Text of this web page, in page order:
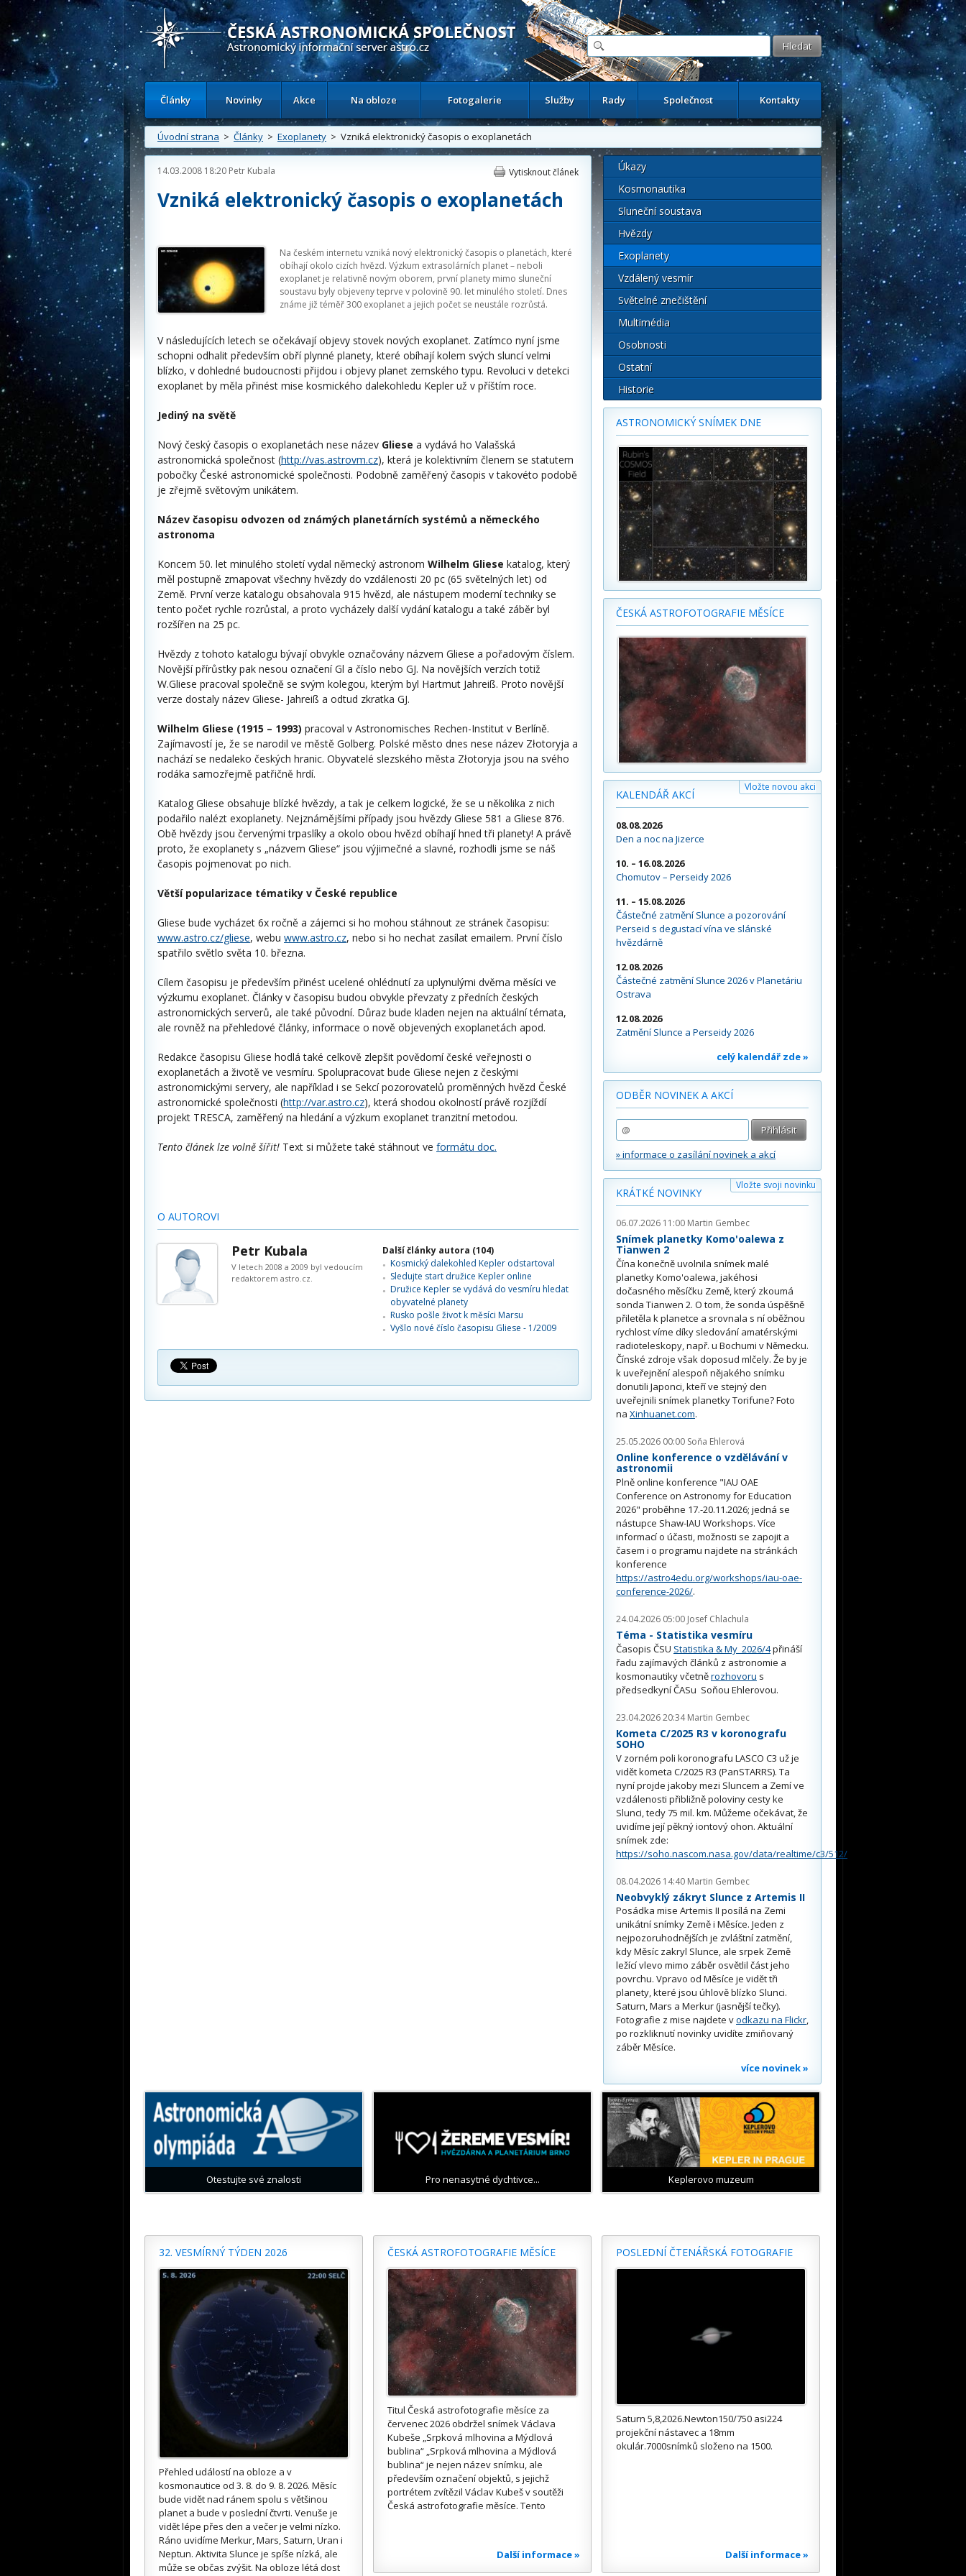
Česká astronomická společnost - Informační astronomický server
Články Novinky Akce Na obloze Fotogalerie Služby Rady Společnost Kontakty
Úvodní strana > Články > Exoplanety > Vzniká elektronický časopis o exoplanetách
14.03.2008 18:20 Petr Kubala Vytisknout článek
Vzniká elektronický časopis o exoplanetách
Na českém internetu vzniká nový elektronický časopis o planetách, které
obíhají okolo cizích hvězd. Výzkum extrasolárních planet – neboli
exoplanet je relativně novým oborem, první planety mimo sluneční
soustavu byly objeveny teprve v polovině 90. let minulého století. Dnes
známe již téměř 300 exoplanet a jejich počet se neustále rozrůstá.
V následujících letech se očekávají objevy stovek nových exoplanet. Zatímco nyní jsme
schopni odhalit především obří plynné planety, které obíhají kolem svých sluncí velmi
blízko, v dohledné budoucnosti přijdou i objevy planet zemského typu. Revoluci v detekci
exoplanet by měla přinést mise kosmického dalekohledu Kepler už v příštím roce.
Jediný na světě
Nový český časopis o exoplanetách nese název Gliese a vydává ho Valašská
astronomická společnost (http://vas.astrovm.cz), která je kolektivním členem se statutem
pobočky České astronomické společnosti. Podobně zaměřený časopis v takovéto podobě
je zřejmě světovým unikátem.
Název časopisu odvozen od známých planetárních systémů a německého
astronoma
Koncem 50. let minulého století vydal německý astronom Wilhelm Gliese katalog, který
měl postupně zmapovat všechny hvězdy do vzdálenosti 20 pc (65 světelných let) od
Země. První verze katalogu obsahovala 915 hvězd, ale nástupem moderní techniky se
tento počet rychle rozrůstal, a proto vycházely další vydání katalogu a také záběr byl
rozšířen na 25 pc.
Hvězdy z tohoto katalogu bývají obvykle označovány názvem Gliese a pořadovým číslem.
Novější přírůstky pak nesou označení Gl a číslo nebo GJ. Na novějších verzích totiž
W.Gliese pracoval společně se svým kolegou, kterým byl Hartmut Jahreiß. Proto novější
verze dostaly název Gliese- Jahreiß a odtud zkratka GJ.
Wilhelm Gliese (1915 – 1993) pracoval v Astronomisches Rechen-Institut v Berlíně.
Zajímavostí je, že se narodil ve městě Golberg. Polské město dnes nese název Złotoryja a
nachází se nedaleko českých hranic. Obyvatelé slezského města Złotoryja jsou na svého
rodáka samozřejmě patřičně hrdí.
Katalog Gliese obsahuje blízké hvězdy, a tak je celkem logické, že se u několika z nich
podařilo nalézt exoplanety. Nejznámějšími případy jsou hvězdy Gliese 581 a Gliese 876.
Obě hvězdy jsou červenými trpaslíky a okolo obou hvězd obíhají hned tři planety! A právě
proto, že exoplanety s „názvem Gliese“ jsou výjimečné a slavné, rozhodli jsme se náš
časopis pojmenovat po nich.
Větší popularizace tématiky v České republice
Gliese bude vycházet 6x ročně a zájemci si ho mohou stáhnout ze stránek časopisu:
www.astro.cz/gliese, webu www.astro.cz, nebo si ho nechat zasílat emailem. První číslo
spatřilo světlo světa 10. března.
Cílem časopisu je především přinést ucelené ohlédnutí za uplynulými dvěma měsíci ve
výzkumu exoplanet. Články v časopisu budou obvykle převzaty z předních českých
astronomických serverů, ale také původní. Důraz bude kladen nejen na aktuální témata,
ale rovněž na přehledové články, informace o nově objevených exoplanetách apod.
Redakce časopisu Gliese hodlá také celkově zlepšit povědomí české veřejnosti o
exoplanetách a životě ve vesmíru. Spolupracovat bude Gliese nejen z českými
astronomickými servery, ale například i se Sekcí pozorovatelů proměnných hvězd České
astronomické společnosti (http://var.astro.cz), která shodou okolností právě rozjíždí
projekt TRESCA, zaměřený na hledání a výzkum exoplanet tranzitní metodou.
Tento článek lze volně šířit! Text si můžete také stáhnout ve formátu doc.
O AUTOROVI
Petr Kubala
V letech 2008 a 2009 byl vedoucím
redaktorem astro.cz.
Další články autora (104)
Kosmický dalekohled Kepler odstartoval
Sledujte start družice Kepler online
Družice Kepler se vydává do vesmíru hledat
obyvatelné planety
Rusko pošle život k měsíci Marsu
Vyšlo nové číslo časopisu Gliese - 1/2009
Úkazy
Kosmonautika
Sluneční soustava
Hvězdy
Exoplanety
Vzdálený vesmír
Světelné znečištění
Multimédia
Osobnosti
Ostatní
Historie
ASTRONOMICKÝ SNÍMEK DNE
ČESKÁ ASTROFOTOGRAFIE MĚSÍCE
KALENDÁŘ AKCÍ
Vložte novou akci
08.08.2026
Den a noc na Jizerce
10. – 16.08.2026
Chomutov – Perseidy 2026
11. – 15.08.2026
Částečné zatmění Slunce a pozorování
Perseid s degustací vína ve slánské
hvězdárně
12.08.2026
Částečné zatmění Slunce 2026 v Planetáriu
Ostrava
12.08.2026
Zatmění Slunce a Perseidy 2026
celý kalendář zde »
ODBĚR NOVINEK A AKCÍ
» informace o zasílání novinek a akcí
Vložte svoji novinku
KRÁTKÉ NOVINKY
06.07.2026 11:00 Martin Gembec
Snímek planetky Komo'oalewa z
Tianwen 2
Čína konečně uvolnila snímek malé
planetky Komo'oalewa, jakéhosi
dočasného měsíčku Země, který zkoumá
sonda Tianwen 2. O tom, že sonda úspěšně
přiletěla k planetce a srovnala s ní oběžnou
rychlost víme díky sledování amatérskými
radioteleskopy, např. u Bochumi v Německu.
Čínské zdroje však doposud mlčely. Že by je
k uveřejnění alespoň nějakého snímku
donutili Japonci, kteří ve stejný den
uveřejnili snímek planetky Torifune? Foto
na Xinhuanet.com.
25.05.2026 00:00 Soňa Ehlerová
Online konference o vzdělávání v
astronomii
Plně online konference "IAU OAE
Conference on Astronomy for Education
2026" proběhne 17.-20.11.2026; jedná se
nástupce Shaw-IAU Workshops. Více
informací o účasti, možnosti se zapojit a
časem i o programu najdete na stránkách
konference
https://astro4edu.org/workshops/iau-oae-
conference-2026/.
24.04.2026 05:00 Josef Chlachula
Téma - Statistika vesmíru
Časopis ČSU Statistika & My 2026/4přináší
řadu zajímavých článků z astronomie a
kosmonautiky včetněrozhovoru s
předsedkyní ČASu Soňou Ehlerovou.
23.04.2026 20:34 Martin Gembec
Kometa C/2025 R3 v koronografu
SOHO
V zorném poli koronografu LASCO C3 už je
vidět kometa C/2025 R3 (PanSTARRS). Ta
nyní projde jakoby mezi Sluncem a Zemí ve
vzdálenosti přibližně poloviny cesty ke
Slunci, tedy 75 mil. km. Můžeme očekávat, že
uvidíme její pěkný iontový ohon. Aktuální
snímek zde:
https://soho.nascom.nasa.gov/data/realtime/c3/512/
08.04.2026 14:40 Martin Gembec
Neobvyklý zákryt Slunce z Artemis II
Posádka mise Artemis II posílá na Zemi
unikátní snímky Země i Měsíce. Jeden z
nejpozoruhodnějších je zvláštní zatmění,
kdy Měsíc zakryl Slunce, ale srpek Země
ležící vlevo mimo záběr osvětlil část jeho
povrchu. Vpravo od Měsíce je vidět tři
planety, které jsou úhlově blízko Slunci.
Saturn, Mars a Merkur (jasnější tečky).
Fotografie z mise najdete vodkazu na Flickr,
po rozkliknutí novinky uvidíte zmiňovaný
záběr Měsíce.
více novinek »
Otestujte své znalosti Pro nenasytné dychtivce... Keplerovo muzeum
32. VESMÍRNÝ TÝDEN 2026
Přehled událostí na obloze a v
kosmonautice od 3. 8. do 9. 8. 2026. Měsíc
bude vidět nad ránem spolu s většinou
planet a bude v poslední čtvrti. Venuše je
vidět lépe přes den a večer je velmi nízko.
Ráno uvidíme Merkur, Mars, Saturn, Uran i
Neptun. Aktivita Slunce je spíše nízká, ale
může se občas zvýšit. Na obloze létá dost
ČESKÁ ASTROFOTOGRAFIE MĚSÍCE
Titul Česká astrofotografie měsíce za
červenec 2026 obdržel snímek Václava
Kubeše „Srpková mlhovina a Mýdlová
bublina“ „Srpková mlhovina a Mýdlová
bublina“ je nejen název snímku, ale
především označení objektů, s jejichž
portrétem zvítězil Václav Kubeš v soutěži
Česká astrofotografie měsíce. Tento
Další informace »
POSLEDNÍ ČTENÁŘSKÁ FOTOGRAFIE
Saturn 5,8,2026.Newton150/750 asi224
projekční nástavec a 18mm
okulár.7000snímků složeno na 1500.
Další informace »